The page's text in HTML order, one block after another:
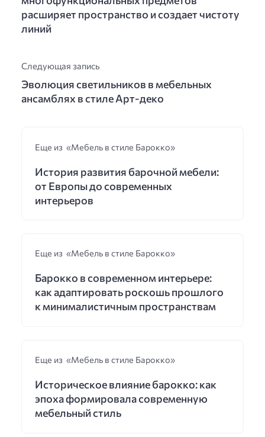
расширяет пространство и создает чистоту
линий
Следующая запись
Эволюция светильников в мебельных
ансамблях в стиле Арт-деко
Еще из «Мебель в стиле Барокко»
История развития барочной мебели:
от Европы до современных
интерьеров
Еще из «Мебель в стиле Барокко»
Барокко в современном интерьере:
как адаптировать роскошь прошлого
к минималистичным пространствам
Еще из «Мебель в стиле Барокко»
Историческое влияние барокко: как
эпоха формировала современную
мебельный стиль